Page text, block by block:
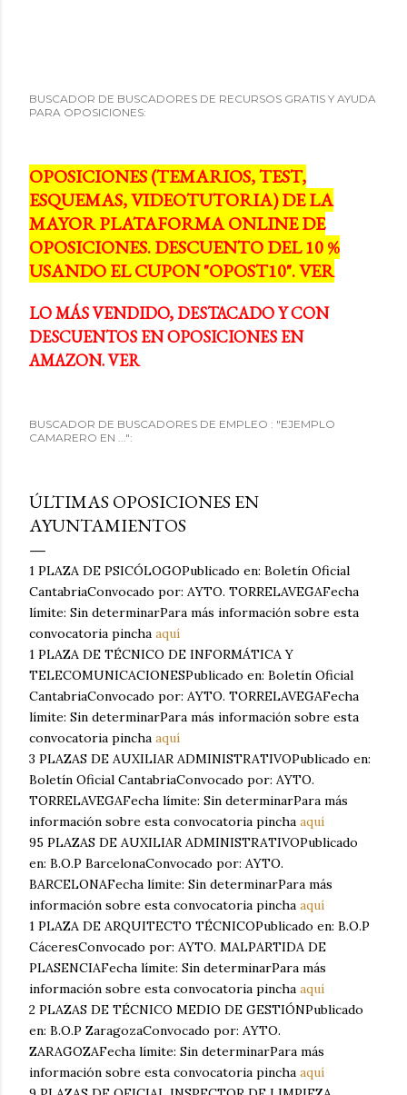
BUSCADOR DE BUSCADORES DE RECURSOS GRATIS Y AYUDA
PARA OPOSICIONES:
OPOSICIONES (TEMARIOS, TEST,
ESQUEMAS, VIDEOTUTORIA) DE LA
MAYOR PLATAFORMA ONLINE DE
OPOSICIONES. DESCUENTO DEL 10 %
USANDO EL CUPON "OPOST10". VER
LO MÁS VENDIDO, DESTACADO Y CON
DESCUENTOS EN OPOSICIONES EN
AMAZON. VER
BUSCADOR DE BUSCADORES DE EMPLEO : "EJEMPLO
CAMARERO EN ...":
ÚLTIMAS OPOSICIONES EN
AYUNTAMIENTOS
1 PLAZA DE PSICÓLOGOPublicado en: Boletín Oficial
CantabriaConvocado por: AYTO. TORRELAVEGAFecha
límite: Sin determinarPara más información sobre esta
convocatoria pincha aquí
1 PLAZA DE TÉCNICO DE INFORMÁTICA Y
TELECOMUNICACIONESPublicado en: Boletín Oficial
CantabriaConvocado por: AYTO. TORRELAVEGAFecha
límite: Sin determinarPara más información sobre esta
convocatoria pincha aquí
3 PLAZAS DE AUXILIAR ADMINISTRATIVOPublicado en:
Boletín Oficial CantabriaConvocado por: AYTO.
TORRELAVEGAFecha límite: Sin determinarPara más
información sobre esta convocatoria pincha aquí
95 PLAZAS DE AUXILIAR ADMINISTRATIVOPublicado
en: B.O.P BarcelonaConvocado por: AYTO.
BARCELONAFecha límite: Sin determinarPara más
información sobre esta convocatoria pincha aquí
1 PLAZA DE ARQUITECTO TÉCNICOPublicado en: B.O.P
CáceresConvocado por: AYTO. MALPARTIDA DE
PLASENCIAFecha límite: Sin determinarPara más
información sobre esta convocatoria pincha aquí
2 PLAZAS DE TÉCNICO MEDIO DE GESTIÓNPublicado
en: B.O.P ZaragozaConvocado por: AYTO.
ZARAGOZAFecha límite: Sin determinarPara más
información sobre esta convocatoria pincha aquí